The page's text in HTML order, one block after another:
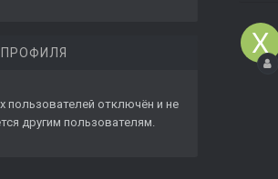
пользователей отключён и не
другим пользователям.